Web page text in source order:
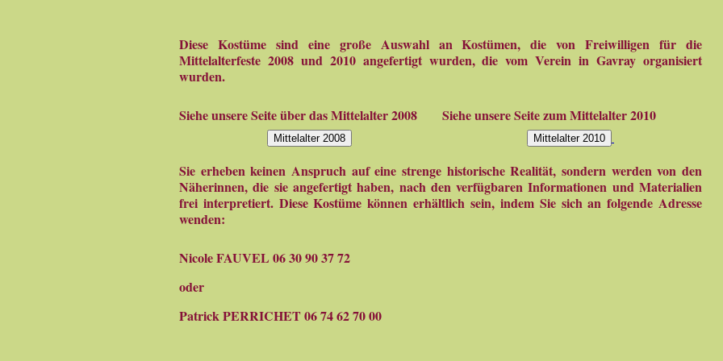
Diese Kostüme sind eine große Auswahl an Kostümen, die von Freiwilligen für die
Mittelalterfeste 2008 und 2010 angefertigt wurden, die vom Verein in Gavray organisiert
wurden.
Siehe unsere Seite über das Mittelalter 2008
Mittelalter 2008
Siehe unsere Seite zum Mittelalter 2010
Mittelalter 2010
Sie erheben keinen Anspruch auf eine strenge historische Realität, sondern werden von den
Näherinnen, die sie angefertigt haben, nach den verfügbaren Informationen und Materialien
frei interpretiert. Diese Kostüme können erhältlich sein, indem Sie sich an folgende Adresse
wenden:
Nicole FAUVEL 06 30 90 37 72
oder
Patrick PERRICHET 06 74 62 70 00